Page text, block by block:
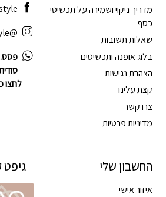
מדריך ניקוי ושמירה על תכשיטי
כסף
שאלות תשובות
בלוג אופנה ותכשיטים
הצהרת נגישות
קצת עלינו
צרו קשר
מדיניות פרטיות
החשבון שלי
איזור אישי
@tao.style
לחצו